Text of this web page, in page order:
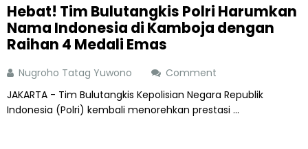
Hebat! Tim Bulutangkis Polri Harumkan
Nama Indonesia di Kamboja dengan
Raihan 4 Medali Emas
Nugroho Tatag Yuwono
Comment
JAKARTA - Tim Bulutangkis Kepolisian Negara Republik
Indonesia (Polri) kembali menorehkan prestasi ...